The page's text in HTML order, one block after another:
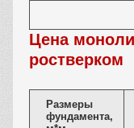
Цена
ростверком
Размеры
фундамента,